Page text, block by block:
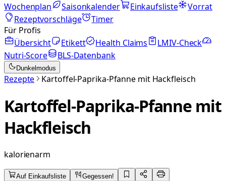
Wochenplan
Saisonkalender Einkaufsliste
Vorrat
Rezeptvorschläge
Timer
Für Profis
Übersicht
Etikett Health Claims
LMIV-Check
Nutri-Score
BLS-Datenbank
Dunkelmodus
Rezepte Kartoffel-Paprika-Pfanne mit Hackfleisch
Kartoffel-Paprika-Pfanne mit
Hackfleisch
kalorienarm
Auf Einkaufsliste Gegessen!